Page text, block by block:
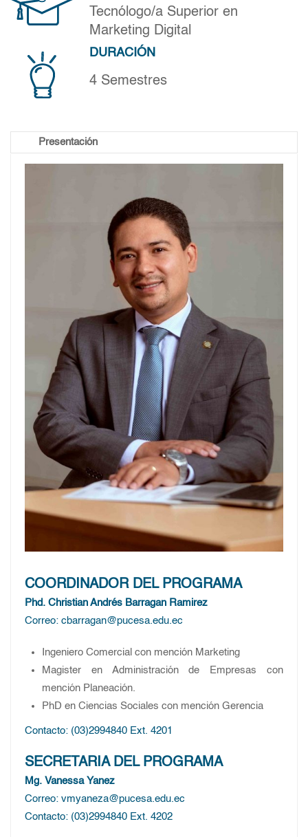
DESEO INSCRIBIRME
Quiero más Información
Tecnólogo/a Superior en
Marketing Digital
DURACIÓN
4 Semestres
Presentación
COORDINADOR DEL PROGRAMA
Phd. Christian Andrés Barragan Ramirez
Correo: cbarragan@pucesa.edu.ec
Ingeniero Comercial con mención Marketing
Magister en Administración de Empresas con
mención Planeación.
PhD en Ciencias Sociales con mención Gerencia
Contacto: (03)2994840 Ext. 4201
SECRETARIA DEL PROGRAMA
Mg. Vanessa Yanez
Correo: vmyaneza@pucesa.edu.ec
Contacto: (03)2994840 Ext. 4202